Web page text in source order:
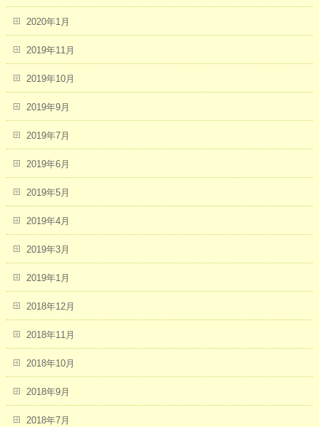
2020年1月
2019年11月
2019年10月
2019年9月
2019年7月
2019年6月
2019年5月
2019年4月
2019年3月
2019年1月
2018年12月
2018年11月
2018年10月
2018年9月
2018年7月